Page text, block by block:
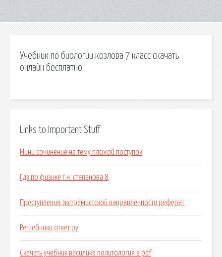
Учебник по биологии козлова 7 класс скачать
онлайн бесплатно
Links to Important Stuff
Мини сочинение на тему плохой поступок
Гдз по физике г.н. степанова 8
Преступления экстремистской направленности реферат
Решебники ответ ру
Скачать учебник василика политология в pdf